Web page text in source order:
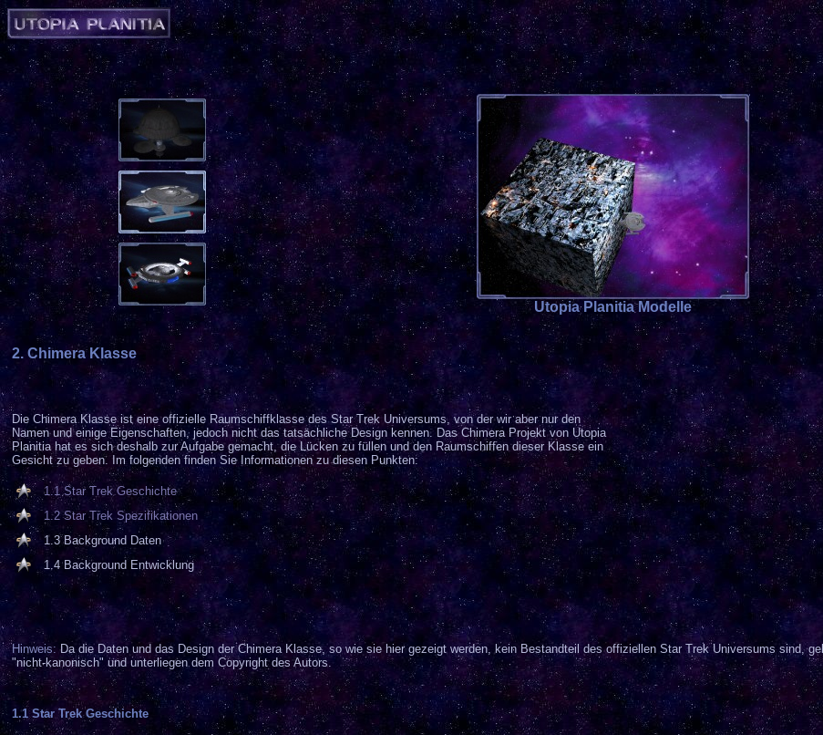
Utopia Planitia Modelle
2. Chimera Klasse
Die Chimera Klasse ist eine offizielle Raumschiffklasse des Star Trek Universums, von der wir aber nur den
Namen und einige Eigenschaften, jedoch nicht das tatsächliche Design kennen. Das Chimera Projekt von Utopia
Planitia hat es sich deshalb zur Aufgabe gemacht, die Lücken zu füllen und den Raumschiffen dieser Klasse ein
Gesicht zu geben. Im folgenden finden Sie Informationen zu diesen Punkten:
1.1Star Trek Geschichte
1.2Star Trek Spezifikationen
1.3 Background Daten
1.4 Background Entwicklung
Hinweis: Da die Daten und das Design der Chimera Klasse, so wie sie hier gezeigt werden, kein Bestandteil des offiziellen Star Trek Universums sind,
"nicht-kanonisch" und unterliegen dem Copyright des Autors.
1.1 Star Trek Geschichte